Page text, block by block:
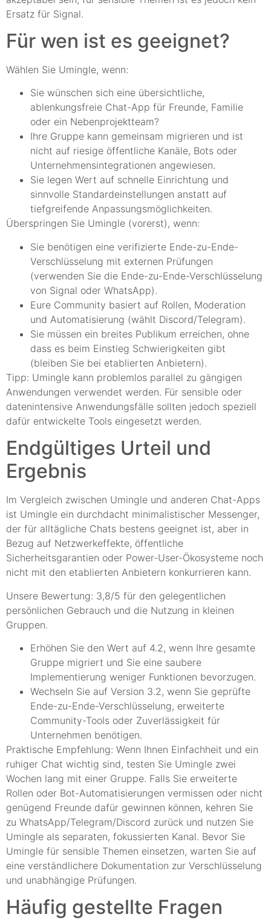
Ersatz für Signal.
Für wen ist es geeignet?
Wählen Sie Umingle, wenn:
Sie wünschen sich eine übersichtliche,
ablenkungsfreie Chat-App für Freunde, Familie
oder ein Nebenprojektteam?
Ihre Gruppe kann gemeinsam migrieren und ist
nicht auf riesige öffentliche Kanäle, Bots oder
Unternehmensintegrationen angewiesen.
Sie legen Wert auf schnelle Einrichtung und
sinnvolle Standardeinstellungen anstatt auf
tiefgreifende Anpassungsmöglichkeiten.
Überspringen Sie Umingle (vorerst), wenn:
Sie benötigen eine verifizierte Ende-zu-Ende-
Verschlüsselung mit externen Prüfungen
(verwenden Sie die Ende-zu-Ende-Verschlüsselung
von Signal oder WhatsApp).
Eure Community basiert auf Rollen, Moderation
und Automatisierung (wählt Discord/Telegram).
Sie müssen ein breites Publikum erreichen, ohne
dass es beim Einstieg Schwierigkeiten gibt
(bleiben Sie bei etablierten Anbietern).
Tipp: Umingle kann problemlos parallel zu gängigen
Anwendungen verwendet werden. Für sensible oder
datenintensive Anwendungsfälle sollten jedoch speziell
dafür entwickelte Tools eingesetzt werden.
Endgültiges Urteil und
Ergebnis
Im Vergleich zwischen Umingle und anderen Chat-Apps
ist Umingle ein durchdacht minimalistischer Messenger,
der für alltägliche Chats bestens geeignet ist, aber in
Bezug auf Netzwerkeffekte, öffentliche
Sicherheitsgarantien oder Power-User-Ökosysteme noch
nicht mit den etablierten Anbietern konkurrieren kann.
Unsere Bewertung: 3,8/5 für den gelegentlichen
persönlichen Gebrauch und die Nutzung in kleinen
Gruppen.
Erhöhen Sie den Wert auf 4.2, wenn Ihre gesamte
Gruppe migriert und Sie eine saubere
Implementierung weniger Funktionen bevorzugen.
Wechseln Sie auf Version 3.2, wenn Sie geprüfte
Ende-zu-Ende-Verschlüsselung, erweiterte
Community-Tools oder Zuverlässigkeit für
Unternehmen benötigen.
Praktische Empfehlung: Wenn Ihnen Einfachheit und ein
ruhiger Chat wichtig sind, testen Sie Umingle zwei
Wochen lang mit einer Gruppe. Falls Sie erweiterte
Rollen oder Bot-Automatisierungen vermissen oder nicht
genügend Freunde dafür gewinnen können, kehren Sie
zu WhatsApp/Telegram/Discord zurück und nutzen Sie
Umingle als separaten, fokussierten Kanal. Bevor Sie
Umingle für sensible Themen einsetzen, warten Sie auf
eine verständlichere Dokumentation zur Verschlüsselung
und unabhängige Prüfungen.
Häufig gestellte Fragen